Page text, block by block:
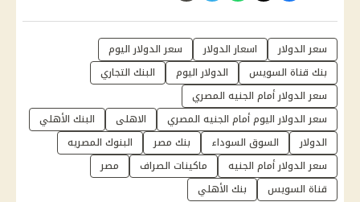
سعر الدولار اسعار الدولار
سعر الدولار اليوم
بنك قناة السويس
الدولار اليوم
البنك التجاري
سعر الدولار أمام الجنيه المصري
سعر الدولار اليوم أمام الجنيه المصري
الاهلى
البنك الأهلي
الدولار
السوق السوداء بنك مصر
البنوك المصريه
سعر الدولار أمام الجنيه
ماكينات الصراف
مصر
قناة السويس
بنك الأهلي